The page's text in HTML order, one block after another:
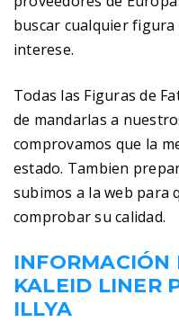
buscar cualquier figura
interese.
Todas las Figuras de
de mandarlas a
comprovamos que la
estado. Tambien
subimos a la web para
comprobar su calidad.
INFORMACIÓN
KALEID LINER
ILLYA